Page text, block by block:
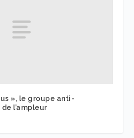
», le groupe anti-
l’ampleur